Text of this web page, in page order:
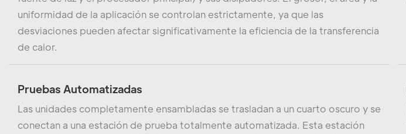
uniformidad de la aplicación se controlan estrictamente, ya que las
desviaciones pueden afectar significativamente la eficiencia de la transferencia
de calor.
Pruebas Automatizadas
Las unidades completamente ensambladas se trasladan a un cuarto oscuro y se
conectan a una estación de prueba totalmente automatizada. Esta estación